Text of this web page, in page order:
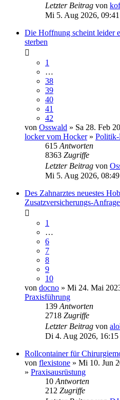
Letzter Beitrag von
Mi 5. Aug 2026, 09:41
Die Hoffnung scheint leider
sterben
1
…
38
39
40
41
42
von Osswald » Sa 28. Feb
locker vom Hocker»
615 Antworten
8363 Zugriffe
Letzter Beitrag von
Mi 5. Aug 2026, 08:49
Des Zahnarztes neuestes
Zusatzversicherungs-
1
…
6
7
8
9
10
von docno » Mi 24. Mai
Praxisführung
139 Antworten
2718 Zugriffe
Letzter Beitrag von
Di 4. Aug 2026, 16:15
Rollcontainer für
von flexistone » Mi 10. Jun
» Praxisausrüstung
10 Antworten
212 Zugriffe